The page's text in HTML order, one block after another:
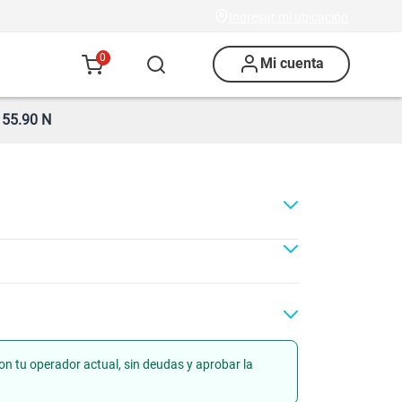
0 Mi cuenta
55.90 N
Renovación
tu operador actual, sin deudas y aprobar la